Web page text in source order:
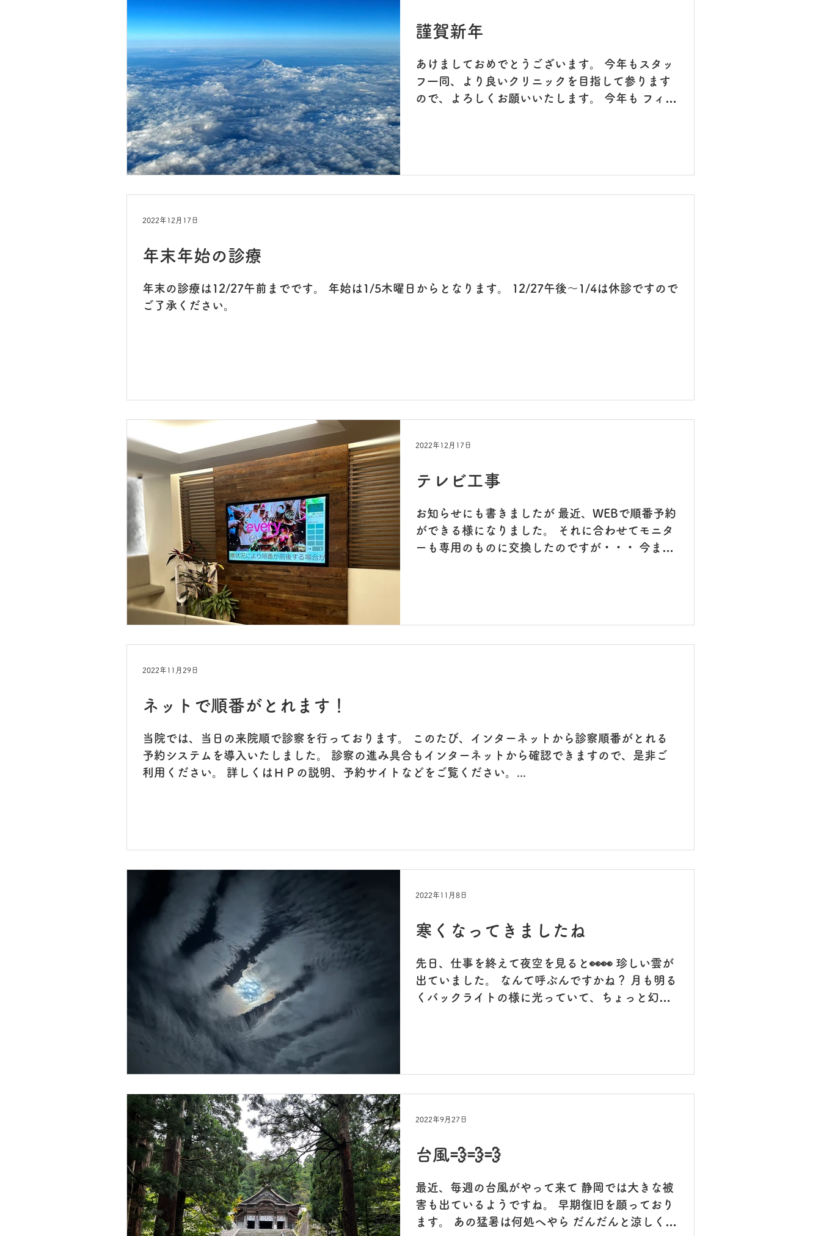
謹賀新年
あけましておめでとうございます。 今年もスタッ
フ一同、より良いクリニックを目指して参ります
ので、よろしくお願いいたします。 今年も フィオ
年末年始の診療
年末の診療は12/27午前までです。 年始は1/5木曜日からとなります。 12/27午後〜1/4は休診ですので
ご了承ください。
2022年12月17日
テレビ工事
お知らせにも書きましたが 最近、WEBで順番予約
ができる様になりました。 それに合わせてモニタ
ーも専用のものに交換したのですが・・・ 今まで
2022年12月17日
ネットで順番がとれます！
当院では、当日の来院順で診察を行っております。 このたび、インターネットから診察順番がとれる
予約システムを導入いたしました。 診察の進み具合もインターネットから確認できますので、是非ご
利用ください。 詳しくはＨＰの説明、予約サイトなどをご覧ください。...
2022年11月29日
寒くなってきましたね
先日、仕事を終えて夜空を見ると👀👀 珍しい雲が
出ていました。 なんて呼ぶんですかね？ 月も明る
くバックライトの様に光っていて、ちょっと幻想
2022年11月8日
台風💨💨💨
最近、毎週の台風がやって来て 静岡では大きな被
害も出ているようですね。 早期復旧を願っており
ます。 あの猛暑は何処へやら だんだんと涼しくな
2022年9月27日